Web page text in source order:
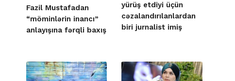
Fazil Mustafadan
“möminlərin inancı”
anlayışına fərqli baxış
yürüş etdiyi üçün
cəzalandırılanlardan
biri jurnalist imiş